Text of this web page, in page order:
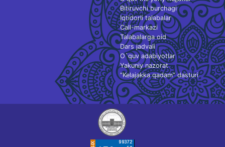
Bitiruvchi burchagi
Iqtidorli talabalar
Call-markazi
Talabalarga oid
Dars jadvali
O`quv adabiyotlar
Yakuniy nazorat
“Kelajakka qadam” dasturi